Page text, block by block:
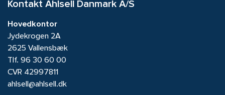
Kontakt Ahlsell Danmark A/S
Hovedkontor
Jydekrogen 2A
2625 Vallensbæk
Tlf. 96 30 60 00
CVR 42997811
ahlsell@ahlsell.dk